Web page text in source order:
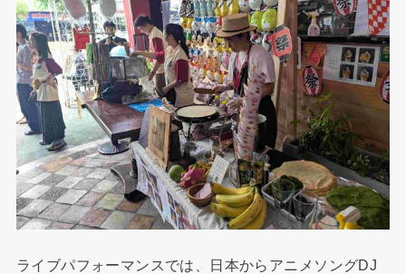
ライブパフォーマンスでは、日本からアニメソングDJ